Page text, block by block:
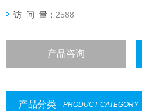
访 问 量： 2588
产品咨询
产品分类 PRODUCT CATEGORY